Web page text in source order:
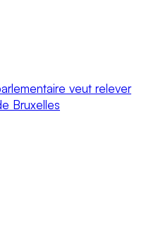
veut relever
Bruxelles